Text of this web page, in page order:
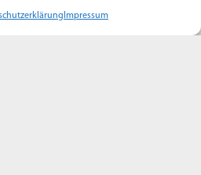
Impressum